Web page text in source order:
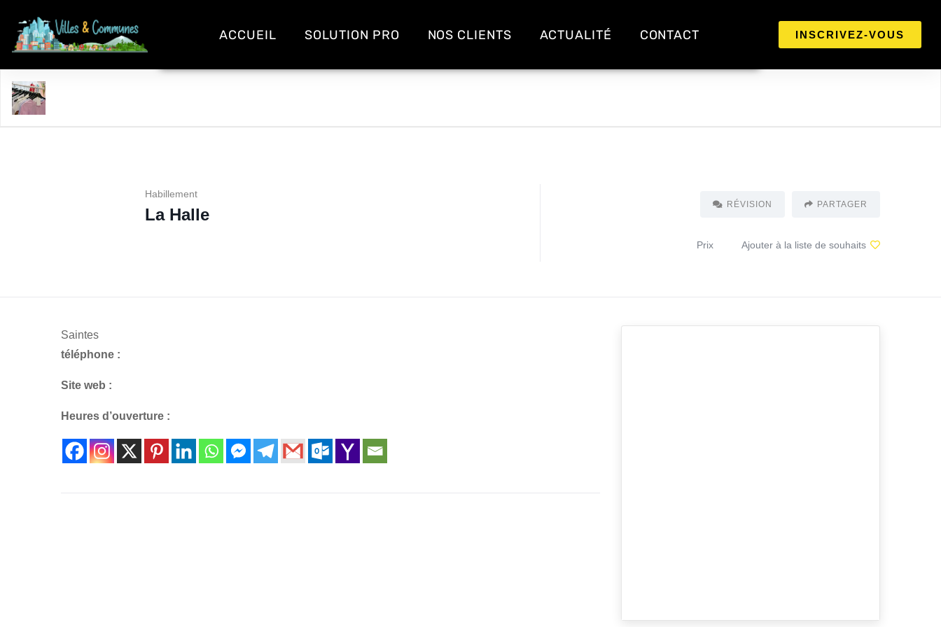
ACCUEIL SOLUTION PRO NOS CLIENTS ACTUALITÉ CONTACT INSCRIVEZ-VOUS
Habillement
La Halle
RÉVISION PARTAGER
Prix Ajouter à la liste de souhaits
Saintes
téléphone :
Site web :
Heures d’ouverture :